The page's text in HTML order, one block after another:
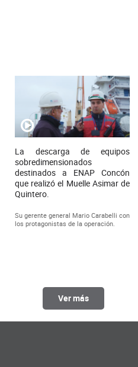
La descarga de equipos
sobredimensionados
destinados a ENAP Concón
que realizó el Muelle Asimar de
Quintero.
Su gerente general Mario Carabelli con
los protagonistas de la operación.
Ver más